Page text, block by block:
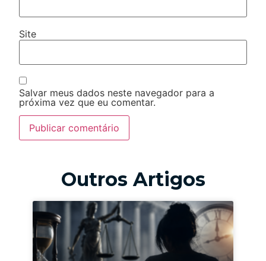
Site
Salvar meus dados neste navegador para a
próxima vez que eu comentar.
Outros Artigos